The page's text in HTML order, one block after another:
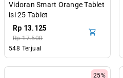
Vidoran Smart Orange Tablet
isi 25 Tablet
Rp 13.125
Rp 17.500
548 Terjual
25%